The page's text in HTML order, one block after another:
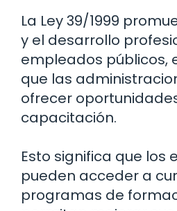
La Ley 39/1999
y el desarrollo
empleados públicos,
que las
ofrecer
capacitación.
Esto significa que los
pueden acceder a
programas de